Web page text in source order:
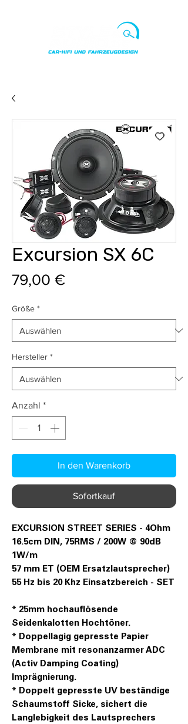
Excursion SX 6C
79,00 €Preis
Größe *
Hersteller *
Anzahl *
In den Warenkorb
Sofortkauf
EXCURSION STREET SERIES - 4Ohm
16.5cm DIN, 75RMS / 200W @ 90dB
1W/m
57 mm ET (OEM Ersatzlautsprecher)
55 Hz bis 20 Khz Einsatzbereich - SET
* 25mm hochauflösende
Seidenkalotten Hochtöner.
* Doppellagig gepresste Papier
Membrane mit resonanzarmer ADC
(Activ Damping Coating)
Imprägnierung.
* Doppelt gepresste UV beständige
Schaumstoff Sicke, sichert die
Langlebigkeit des Lautsprechers